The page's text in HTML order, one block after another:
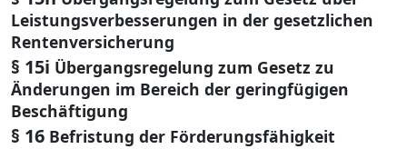
Leistungsverbesserungen in der gesetzlichen
Rentenversicherung
§ 15i Übergangsregelung zum Gesetz zu
Änderungen im Bereich der geringfügigen
Beschäftigung
§ 16 Befristung der Förderungsfähigkeit